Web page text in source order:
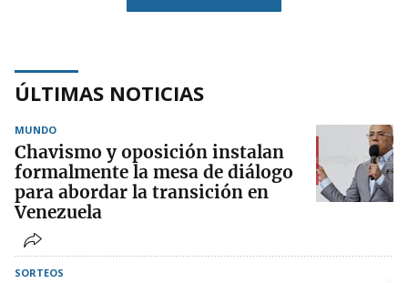
ÚLTIMAS NOTICIAS
MUNDO
Chavismo y oposición instalan
formalmente la mesa de diálogo
para abordar la transición en
Venezuela
SORTEOS